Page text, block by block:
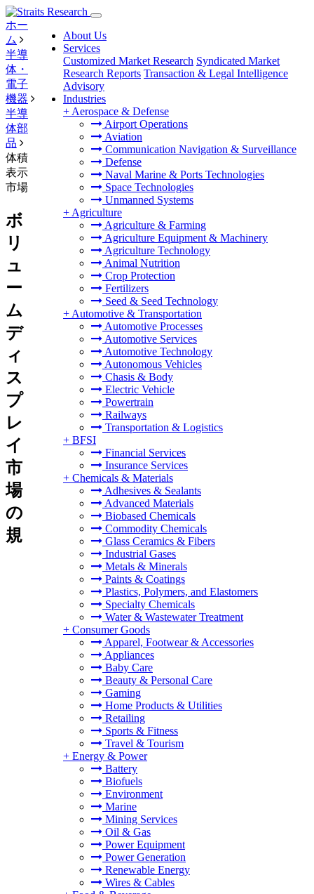
About Us
Services
Customized Market Research Syndicated Market
Research Reports Transaction & Legal Intelligence
Advisory
Industries
+ Aerospace & Defense
Airport Operations
Aviation
Communication Navigation & Surveillance
Defense
Naval Marine & Ports Technologies
Space Technologies
Unmanned Systems
+ Agriculture
Agriculture & Farming
Agriculture Equipment & Machinery
Agriculture Technology
Animal Nutrition
Crop Protection
Fertilizers
Seed & Seed Technology
+ Automotive & Transportation
Automotive Processes
Automotive Services
Automotive Technology
Autonomous Vehicles
Chasis & Body
Electric Vehicle
Powertrain
Railways
Transportation & Logistics
+ BFSI
Financial Services
Insurance Services
+ Chemicals & Materials
Adhesives & Sealants
Advanced Materials
Biobased Chemicals
Commodity Chemicals
Glass Ceramics & Fibers
Industrial Gases
Metals & Minerals
Paints & Coatings
Plastics, Polymers, and Elastomers
Specialty Chemicals
Water & Wastewater Treatment
+ Consumer Goods
Apparel, Footwear & Accessories
Appliances
Baby Care
Beauty & Personal Care
Gaming
Home Products & Utilities
Retailing
Sports & Fitness
Travel & Tourism
+ Energy & Power
Battery
Biofuels
Environment
Marine
Mining Services
Oil & Gas
Power Equipment
Power Generation
Renewable Energy
Wires & Cables
ホー
ム
半導
体・
電子
機器
半導
体部
品
体積
表示
市場
ボ
リ
ュ
ー
ム
デ
ィ
ス
プ
レ
イ
市
場
の
規